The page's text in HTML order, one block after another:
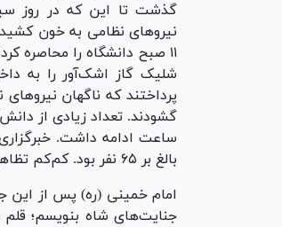
نیرو‌های نظامی به خون
شلیک گاز اشک‌آور را به
پرداختند که ناگهان
بالغ بر ۶۵ نفر بود. کم‌کم تظاهرات به بیرون از دانشگاه کشیده شد و سرتاسر تهران به میدان جنگ تبدیل شد.
امام خمینی (ره) پس از این
جنایت‌های شاه بنویسم؛